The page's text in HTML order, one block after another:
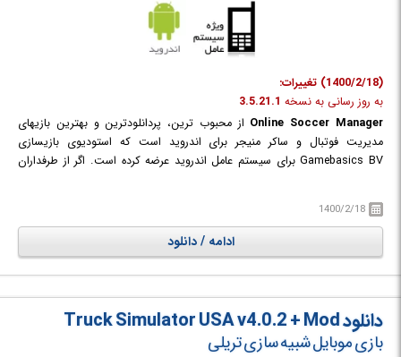
(1400/2/18) تغییرات:
به روز رسانی به نسخه 3.5.21.1
Online Soccer Manager از محبوب ترین، پردانلودترین و بهترین بازیهای
مدیریت فوتبال و ساکر منیجر برای اندروید است که استودیوی بازیسازی
Gamebasics BV برای سیستم عامل اندروید عرضه کرده است. اگر از طرفداران
آنلاین است که میتواند شما را سرگرم کند.
1400/2/18
ادامه / دانلود
دانلود Truck Simulator USA v4.0.2 + Mod
بازی موبایل شبیه سازی تریلی